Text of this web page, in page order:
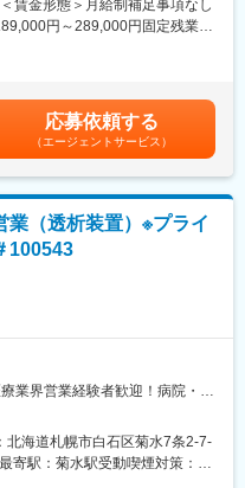
が多いため、新人をサポートす
く」のが当社流です。
ョナルマネージャー (30代前半
す)、または営業スペシャリス
グのキャリアパスも開かれてい
体向けへのプロモーション販
店先顧客への販売等幅広い営
て研修いたしますので、安心
飛び込み営業はありません
方も歓迎です。異業種・営業未
です。
アアップが可能です。(30代で
ペーンがあり、業績(販売台数)
イヤーの方だと40～50万円／月
理職になった場合、打診可能性
賃金形態＞月給制補足事項なし
円～289,000円固定残業手
ンティブと賞与の支給平均額、
／能力により決定いたします。■
月）基本給の3ヶ月分程度を想
付きます。賃金はあくまでも目
下する可能性があります。月給
。
応募依頼する
（エージェントサービス）
業（透析装置）※プライ
100543
業界営業経験者歓迎！病院・ク
は国内だけで32万人を超え、中
ております。
ップシェア製品を有する、プ
北海道札幌市白石区菊水7条2-7-
寄駅：菊水駅受動喫煙対策：屋
る事業所